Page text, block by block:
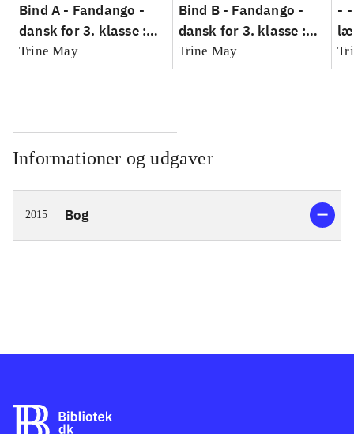
Bind A - Fandango -
dansk for 3. klasse :
grundbog --
Trine May
Bind B - Fandango -
dansk for 3. klasse :
grundbog --
Trine May
-
Informationer og udgaver
2015 Bog